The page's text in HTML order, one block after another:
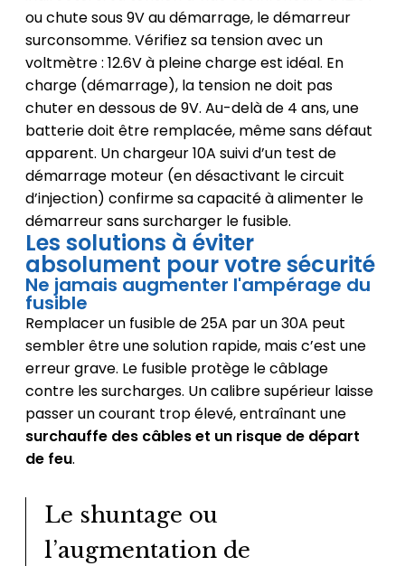
ou chute sous 9V au démarrage, le démarreur
surconsomme. Vérifiez sa tension avec un
voltmètre : 12.6V à pleine charge est idéal. En
charge (démarrage), la tension ne doit pas
chuter en dessous de 9V. Au-delà de 4 ans, une
batterie doit être remplacée, même sans défaut
apparent. Un chargeur 10A suivi d’un test de
démarrage moteur (en désactivant le circuit
d’injection) confirme sa capacité à alimenter le
démarreur sans surcharger le fusible.
Les solutions à éviter
absolument pour votre sécurité
Ne jamais augmenter l'ampérage du
fusible
Remplacer un fusible de 25A par un 30A peut
sembler être une solution rapide, mais c’est une
erreur grave. Le fusible protège le câblage
contre les surcharges. Un calibre supérieur laisse
passer un courant trop élevé, entraînant une
surchauffe des câbles et un risque de départ
de feu.
Le shuntage ou
l’augmentation de